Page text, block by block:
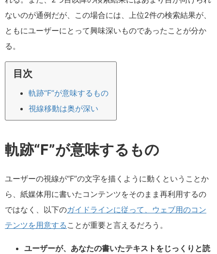
ないのが通例だが、この場合には、上位2件の検索結果が、
ともにユーザーにとって興味深いものであったことが分か
る。
目次
軌跡“F”が意味するもの
視線移動は奥が深い
軌跡“F”が意味するもの
ユーザーの視線が“F”の文字を描くように動くということか
ら、紙媒体用に書いたコンテンツをそのまま再利用するの
ではなく、以下のガイドラインに従って、ウェブ用のコン
テンツを用意する ことが重要と言えるだろう。
ユーザーが、あなたの書いたテキストをじっくりと読